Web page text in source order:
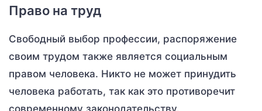
Право на труд
Свободный выбор профессии, распоряжение
своим трудом также является социальным
правом человека. Никто не может принудить
человека работать, так как это противоречит